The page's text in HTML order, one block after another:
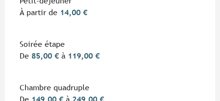
À partir de 14,00 €
Soirée étape
De 85,00 € à 119,00 €
Chambre quadruple